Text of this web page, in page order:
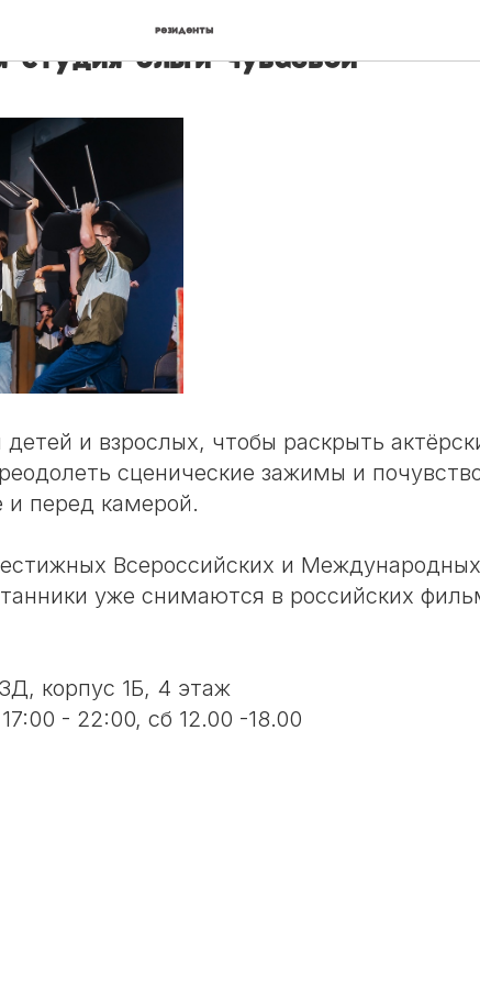
резиденты
студия Ольги Чуваевой
и взрослых, чтобы раскрыть
сценические зажимы и
и перед камерой.
Всероссийских и Международных
уже снимаются в российских
корпус 1Б, 4 этаж
- 22:00, сб 12.00 -18.00